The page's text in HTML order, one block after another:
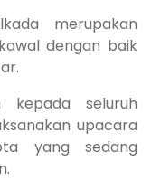
merupakan
dengan baik
kepada seluruh
upacara
yang sedang